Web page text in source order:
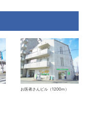
お医者さんビル（1200ｍ）